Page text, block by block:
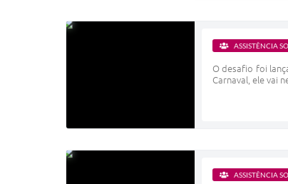
ASSISTÊNCIA
O desafio foi
Carnaval, ele vai
ASSISTÊNCIA